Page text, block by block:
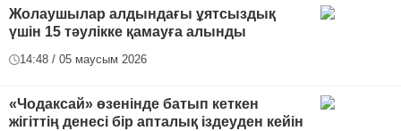
Жолаушылар алдындағы ұятсыздық
үшін 15 тәулікке қамауға алынды
14:48 / 05 маусым 2026
«Чодаксай» өзенінде батып кеткен
жігіттің денесі бір апталық іздеуден кейін